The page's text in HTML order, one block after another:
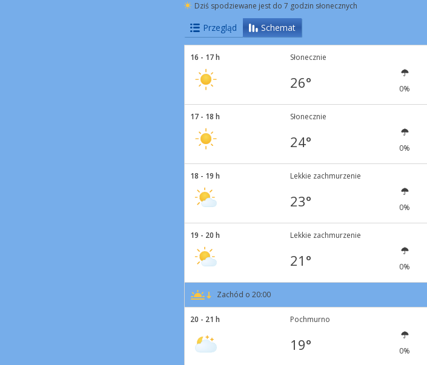
Dziś spodziewane jest do 7 godzin słonecznych
Przegląd Schemat
16 - 17 h Słonecznie
26° 0%
17 - 18 h Słonecznie
24° 0%
18 - 19 h Lekkie zachmurzenie
23° 0%
19 - 20 h Lekkie zachmurzenie
21° 0%
Zachód o 20:00
20 - 21 h Pochmurno
19° 0%